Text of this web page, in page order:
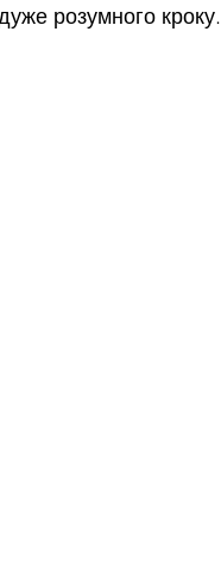
розумного кроку.